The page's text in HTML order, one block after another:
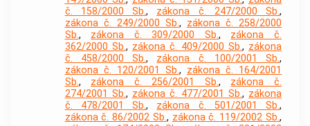
č. 158/2000 Sb., zákona č. 247/2000 Sb.,
zákona č. 249/2000 Sb., zákona č. 258/2000
Sb., zákona č. 309/2000 Sb., zákona č.
362/2000 Sb., zákona č. 409/2000 Sb., zákona
č. 458/2000 Sb., zákona č. 100/2001 Sb.,
zákona č. 120/2001 Sb., zákona č. 164/2001
Sb., zákona č. 256/2001 Sb., zákona č.
274/2001 Sb., zákona č. 477/2001 Sb., zákona
č. 478/2001 Sb., zákona č. 501/2001 Sb.,
zákona č. 86/2002 Sb., zákona č. 119/2002 Sb.,